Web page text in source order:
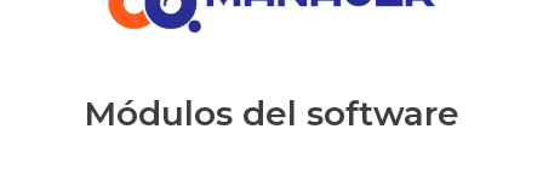
Módulos del software